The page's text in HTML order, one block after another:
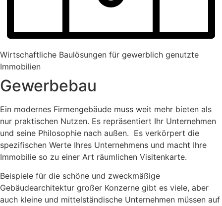
Wirtschaftliche Baulösungen für gewerblich genutzte
Immobilien
Gewerbebau
Ein modernes Firmengebäude muss weit mehr bieten als
nur praktischen Nutzen. Es repräsentiert Ihr Unternehmen
und seine Philosophie nach außen. Es verkörpert die
spezifischen Werte Ihres Unternehmens und macht Ihre
Immobilie so zu einer Art räumlichen Visitenkarte.
Beispiele für die schöne und zweckmäßige
Gebäudearchitektur großer Konzerne gibt es viele, aber
auch kleine und mittelständische Unternehmen müssen auf